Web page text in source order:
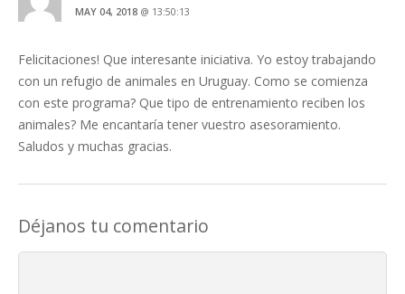
MAY 04, 2018 @ 13:50:13
Felicitaciones! Que interesante iniciativa. Yo estoy trabajando
con un refugio de animales en Uruguay. Como se comienza
con este programa? Que tipo de entrenamiento reciben los
animales? Me encantaría tener vuestro asesoramiento.
Saludos y muchas gracias.
Déjanos tu comentario